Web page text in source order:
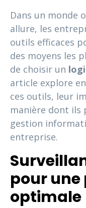
Dans un monde
allure, les
outils efficaces
des moyens les
de choisir un
article explore
ces outils, leur
manière dont ils
gestion
entreprise.
pour
optimale